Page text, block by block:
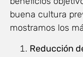
buena cultura
mostramos los
Reducción